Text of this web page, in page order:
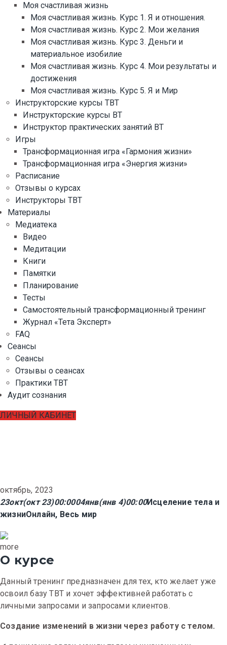
Моя счастливая жизнь
Моя счастливая жизнь. Курс 1. Я и отношения.
Моя счастливая жизнь. Курс 2. Мои желания
Моя счастливая жизнь. Курс 3. Деньги и
материальное изобилие
Моя счастливая жизнь. Курс 4. Мои результаты и
достижения
Моя счастливая жизнь. Курс 5. Я и Мир
Инструкторские курсы ТВТ
Инструкторские курсы ВТ
Инструктор практических занятий ВТ
Игры
Трансформационная игра «Гармония жизни»
Трансформационная игра «Энергия жизни»
Расписание
Отзывы о курсах
Инструкторы ТВТ
Материалы
Медиатека
Видео
Медитации
Книги
Памятки
Планирование
Тесты
Самостоятельный трансформационный тренинг
Журнал «Тета Эксперт»
FAQ
Сеансы
Сеансы
Отзывы о сеансах
Практики ТВТ
Аудит сознания
ЛИЧНЫЙ КАБИНЕТ
октябрь, 2023
23окт(окт 23)00:0004янв(янв 4)00:00Исцеление тела и
жизниОнлайн, Весь мир
more
О курсе
Данный тренинг предназначен для тех, кто желает уже
освоил базу ТВТ и хочет эффективней работать с
личными запросами и запросами клиентов.
Создание изменений в жизни через работу с телом.